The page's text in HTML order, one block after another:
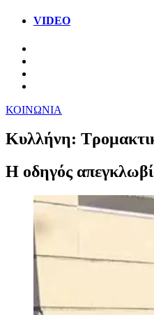
VIDEO
ΚΟΙΝΩΝΙΑ
Κυλλήνη:
Η οδηγός